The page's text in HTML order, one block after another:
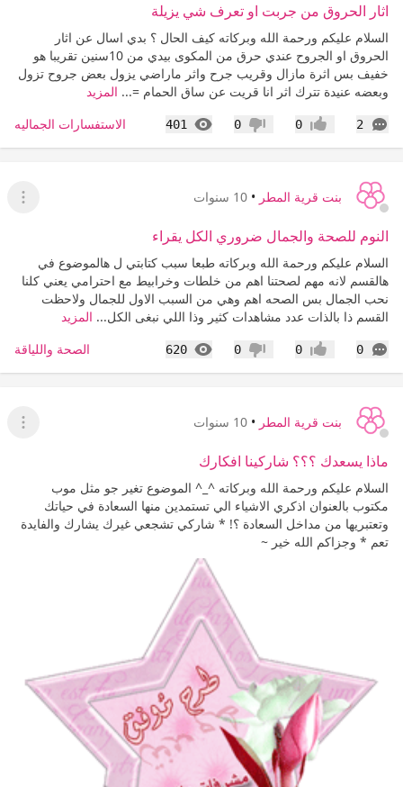
اثار الحروق من جربت او تعرف شي يزيلة
السلام عليكم ورحمة الله وبركاته كيف الحال ؟ بدي اسال عن اثار
الحروق او الجروح عندي حرق من المكوى بيدي من 10سنين تقريبا هو
خفيف بس اثرة مازال وقريب جرح واثر ماراضي يزول بعض جروح تزول
وبعضه عنيدة تترك اثر انا قريت عن ساق الحمام =... المزيد
2
التعليقات إعجاب0 عدم إعجاب
0
401
المشاهدات الاستفسارات الجماليه
بنت قرية المطر • 10 سنوات
عرض
النوم للصحة والجمال ضروري الكل يقراء
السلام عليكم ورحمة الله وبركاته طبعا سبب كتابتي ل هالموضوع في
هالقسم لانه مهم لصحتنا اهم من خلطات وخرابيط مع احترامي يعني كلنا
نحب الجمال بس الصحه اهم وهي من السبب الاول للجمال ولاحظت
القسم ذا بالذات عدد مشاهدات كثير وذا اللي نبغى الكل... المزيد
0
التعليقات إعجاب0 عدم إعجاب
0
620
المشاهدات الصحة واللياقة
بنت قرية المطر • 10 سنوات
عرض
ماذا يسعدك ؟؟؟ شاركينا افكارك
السلام عليكم ورحمة الله وبركاته ^_^ الموضوع تغير جو مثل موب
مكتوب بالعنوان اذكري الاشياء الي تستمدين منها السعادة في حياتك
وتعتبريها من مداخل السعادة ؟! * شاركي تشجعي غيرك يشارك والفايدة
تعم * وجزاكم الله خير ~